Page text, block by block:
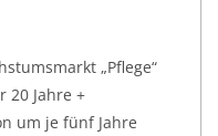
„Pflege“
20 Jahre +
um je fünf Jahre